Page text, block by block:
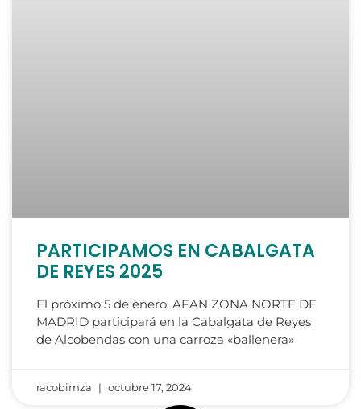
PARTICIPAMOS EN CABALGATA
DE REYES 2025
El próximo 5 de enero, AFAN ZONA NORTE DE
MADRID participará en la Cabalgata de Reyes
de Alcobendas con una carroza «ballenera»
racobimza octubre 17, 2024